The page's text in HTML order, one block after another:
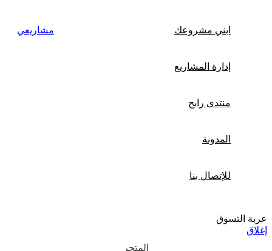
ابني مشروعك مشاريعي
إدارة المشاريع
منتدى رابح
المدونة
للإتصال بنا
عربة التسوق
إغلاق
المتجر